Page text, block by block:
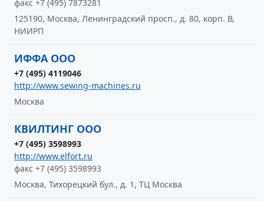
факс +7 (495) 7873281
125190, Москва, Ленинградский просп., д. 80, корп. В,
НИИРП
ИФФА ООО
+7 (495) 4119046
http://www.sewing-machines.ru
Москва
КВИЛТИНГ ООО
+7 (495) 3598993
http://www.elfort.ru
факс +7 (495) 3598993
Москва, Тихорецкий бул., д. 1, ТЦ Москва